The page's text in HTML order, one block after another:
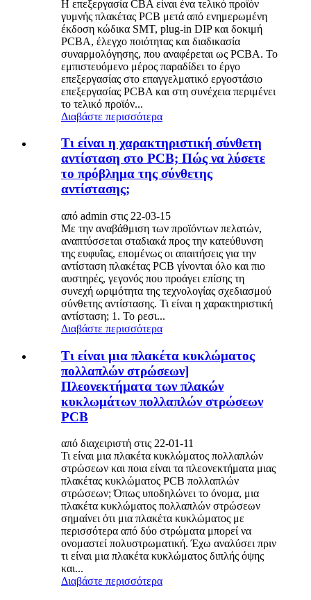
Η επεξεργασία CBA είναι ένα τελικό προϊόν
γυμνής πλακέτας PCB μετά από ενημερωμένη
έκδοση κώδικα SMT, plug-in DIP και δοκιμή
PCBA, έλεγχο ποιότητας και διαδικασία
συναρμολόγησης, που αναφέρεται ως PCBA. Το
εμπιστευόμενο μέρος παραδίδει το έργο
επεξεργασίας στο επαγγελματικό εργοστάσιο
επεξεργασίας PCBA και στη συνέχεια περιμένει
το τελικό προϊόν...
Διαβάστε περισσότερα
Τι είναι η χαρακτηριστική σύνθετη
αντίσταση στο PCB; Πώς να λύσετε
το πρόβλημα της σύνθετης
αντίστασης;
από admin στις 22-03-15
Με την αναβάθμιση των προϊόντων πελατών,
αναπτύσσεται σταδιακά προς την κατεύθυνση
της ευφυΐας, επομένως οι απαιτήσεις για την
αντίσταση πλακέτας PCB γίνονται όλο και πιο
αυστηρές, γεγονός που προάγει επίσης τη
συνεχή ωριμότητα της τεχνολογίας σχεδιασμού
σύνθετης αντίστασης. Τι είναι η χαρακτηριστική
αντίσταση; 1. Το ρεσι...
Διαβάστε περισσότερα
Τι είναι μια πλακέτα κυκλώματος
πολλαπλών στρώσεων]
Πλεονεκτήματα των πλακών
κυκλωμάτων πολλαπλών στρώσεων
PCB
από διαχειριστή στις 22-01-11
Τι είναι μια πλακέτα κυκλώματος πολλαπλών
στρώσεων και ποια είναι τα πλεονεκτήματα μιας
πλακέτας κυκλώματος PCB πολλαπλών
στρώσεων; Όπως υποδηλώνει το όνομα, μια
πλακέτα κυκλώματος πολλαπλών στρώσεων
σημαίνει ότι μια πλακέτα κυκλώματος με
περισσότερα από δύο στρώματα μπορεί να
ονομαστεί πολυστρωματική. Έχω αναλύσει πριν
τι είναι μια πλακέτα κυκλώματος διπλής όψης
και...
Διαβάστε περισσότερα